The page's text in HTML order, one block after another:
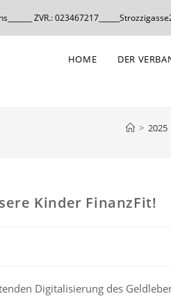
ZVR.:
HOME DER
> 2025
Kinder FinanzFit!
Digitalisierung des